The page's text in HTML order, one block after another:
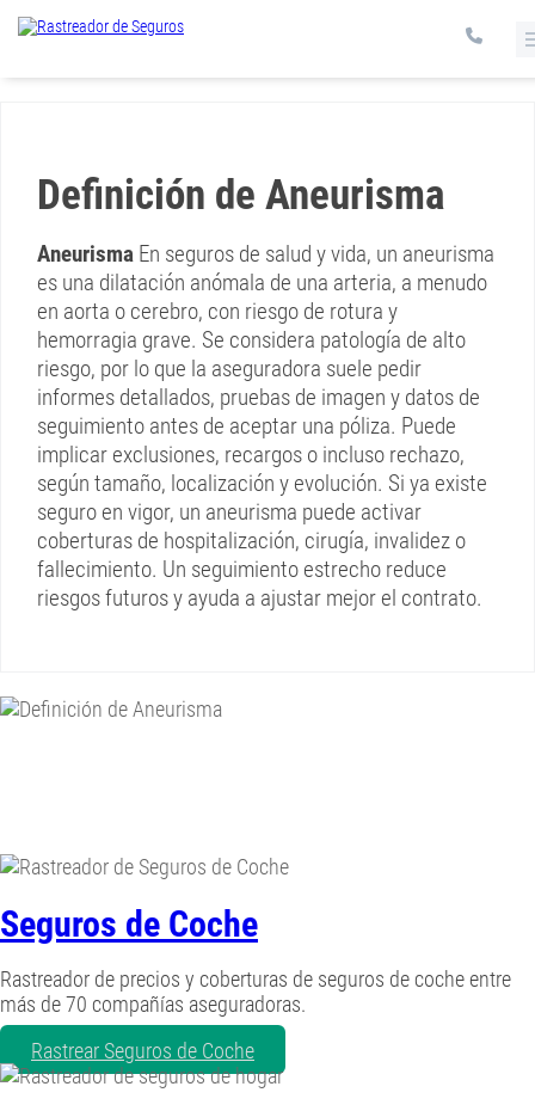
Definición de Aneurisma
Aneurisma En seguros de salud y vida, un aneurisma
es una dilatación anómala de una arteria, a menudo
en aorta o cerebro, con riesgo de rotura y
hemorragia grave. Se considera patología de alto
riesgo, por lo que la aseguradora suele pedir
informes detallados, pruebas de imagen y datos de
seguimiento antes de aceptar una póliza. Puede
implicar exclusiones, recargos o incluso rechazo,
según tamaño, localización y evolución. Si ya existe
seguro en vigor, un aneurisma puede activar
coberturas de hospitalización, cirugía, invalidez o
fallecimiento. Un seguimiento estrecho reduce
riesgos futuros y ayuda a ajustar mejor el contrato.
Seguros de Coche
Rastreador de precios y coberturas de seguros de coche entre
más de 70 compañías aseguradoras.
Rastrear Seguros de Coche